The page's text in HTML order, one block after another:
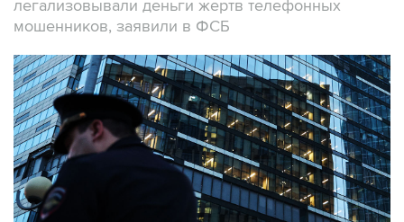
легализовывали деньги жертв телефонных
мошенников, заявили в ФСБ